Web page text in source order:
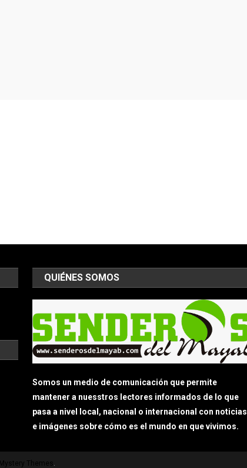
QUIÉNES SOMOS
Somos un medio de comunicación que permite
mantener a nuesstros lectores informados de lo que
pasa a nivel local, nacional o internacional con noticias
e imágenes sobre cómo es el mundo en que vivimos.
Mystery Themes .